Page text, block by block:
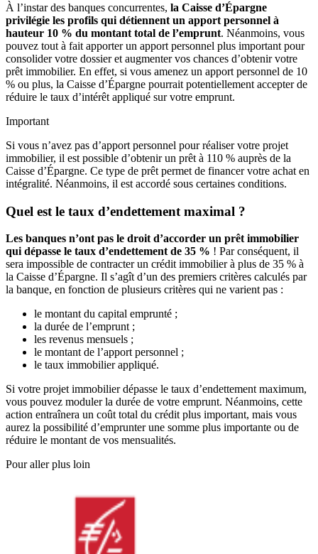
À l’instar des banques concurrentes, la Caisse d’Épargne
privilégie les profils qui détiennent un apport personnel à
hauteur 10 % du montant total de l’emprunt. Néanmoins, vous
pouvez tout à fait apporter un apport personnel plus important pour
consolider votre dossier et augmenter vos chances d’obtenir votre
prêt immobilier. En effet, si vous amenez un apport personnel de 10
% ou plus, la Caisse d’Épargne pourrait potentiellement accepter de
réduire le taux d’intérêt appliqué sur votre emprunt.
Important
Si vous n’avez pas d’apport personnel pour réaliser votre projet
immobilier, il est possible d’obtenir un prêt à 110 % auprès de la
Caisse d’Épargne. Ce type de prêt permet de financer votre achat en
intégralité. Néanmoins, il est accordé sous certaines conditions.
Quel est le taux d’endettement maximal ?
Les banques n’ont pas le droit d’accorder un prêt immobilier
qui dépasse le taux d’endettement de 35 % ! Par conséquent, il
sera impossible de contracter un crédit immobilier à plus de 35 % à
la Caisse d’Épargne. Il s’agît d’un des premiers critères calculés par
la banque, en fonction de plusieurs critères qui ne varient pas :
le montant du capital emprunté ;
la durée de l’emprunt ;
les revenus mensuels ;
le montant de l’apport personnel ;
le taux immobilier appliqué.
Si votre projet immobilier dépasse le taux d’endettement maximum,
vous pouvez moduler la durée de votre emprunt. Néanmoins, cette
action entraînera un coût total du crédit plus important, mais vous
aurez la possibilité d’emprunter une somme plus importante ou de
réduire le montant de vos mensualités.
Pour aller plus loin